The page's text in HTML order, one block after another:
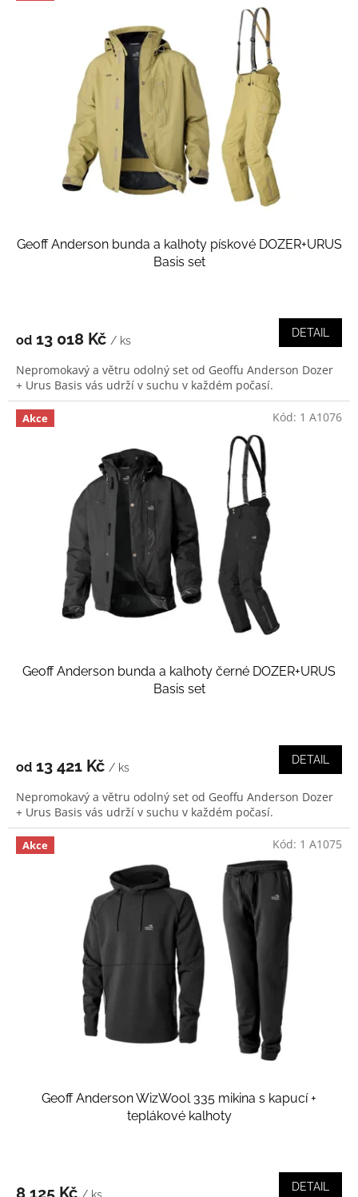
Geoff Anderson bunda a kalhoty pískové DOZER+URUS
Basis set
od 13 018 Kč / ks
DETAIL
Nepromokavý a větru odolný set od Geoffu Anderson Dozer
+ Urus Basis vás udrží v suchu v každém počasí.
Akce
Geoff Anderson bunda a kalhoty černé DOZER+URUS
Basis set
od 13 421 Kč / ks
DETAIL
Nepromokavý a větru odolný set od Geoffu Anderson Dozer
+ Urus Basis vás udrží v suchu v každém počasí.
Kód: 1 A1076
Akce
Geoff Anderson WizWool 335 mikina s kapucí +
teplákové kalhoty
8 125 Kč / ks
DETAIL
Kód: 1 A1075